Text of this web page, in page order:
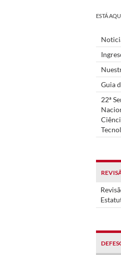
ESTÁ
Guia
22ª